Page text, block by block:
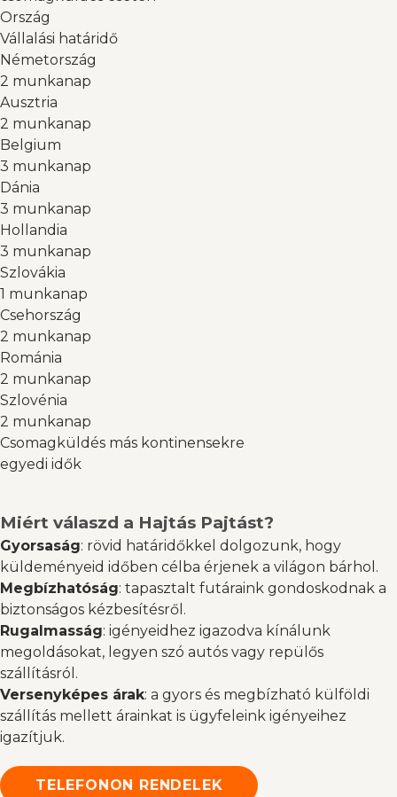
Ország
Vállalási határidő
Németország
2 munkanap
Ausztria
2 munkanap
Belgium
3 munkanap
Dánia
3 munkanap
Hollandia
3 munkanap
Szlovákia
1 munkanap
Csehország
2 munkanap
Románia
2 munkanap
Szlovénia
2 munkanap
Csomagküldés más kontinensekre
egyedi idők
Miért válaszd a Hajtás Pajtást?
Gyorsaság: rövid határidőkkel dolgozunk, hogy
küldeményeid időben célba érjenek a világon bárhol.​
Megbízhatóság: tapasztalt futáraink gondoskodnak a
biztonságos kézbesítésről.​
Rugalmasság: igényeidhez igazodva kínálunk
megoldásokat, legyen szó autós vagy repülős
szállításról.
Versenyképes árak: a gyors és megbízható külföldi
szállítás mellett árainkat is ügyfeleink igényeihez
igazítjuk.
TELEFONON RENDELEK